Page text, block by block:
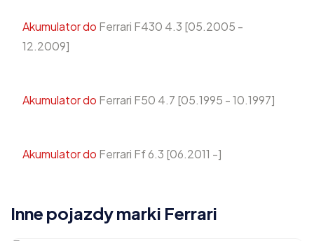
Akumulator do Ferrari F430 4.3 [05.2005 -
12.2009]
Akumulator do Ferrari F50 4.7 [05.1995 - 10.1997]
Akumulator do Ferrari Ff 6.3 [06.2011 -]
Inne pojazdy marki Ferrari